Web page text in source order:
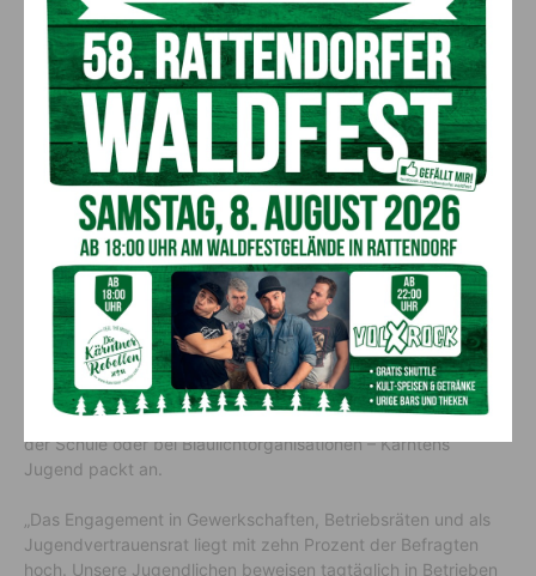
Mit der AK-Akademie, maßgeschneiderten
Bildungsberatungen sowie der Jugendmarke AK Young bieten
wir den Menschen genau die Werkzeuge, die sie für die
Arbeitswelt in Kärnten brauchen.“
Nicht politikverdrossen, sondern
ungehört
Ein weiteres Vorurteil, das die Studie widerlegt, ist die
vermeintliche Politikverdrossenheit. Die Jugend ist brennend
an der Mitgestaltung der Gesellschaft interessiert – es fehlt ihr
bloß an Foren und gelebter Demokratie im Alltag.
Wie groß der Gestaltungswille ist, zeigt das enorme soziale
Engagement: Ob in Sport-, Kultur- und religiösen Vereinen, in
der Schule oder bei Blaulichtorganisationen – Kärntens
Jugend packt an.
„Das Engagement in Gewerkschaften, Betriebsräten und als
Jugendvertrauensrat liegt mit zehn Prozent der Befragten
hoch. Unsere Jugendlichen beweisen tagtäglich in Betrieben